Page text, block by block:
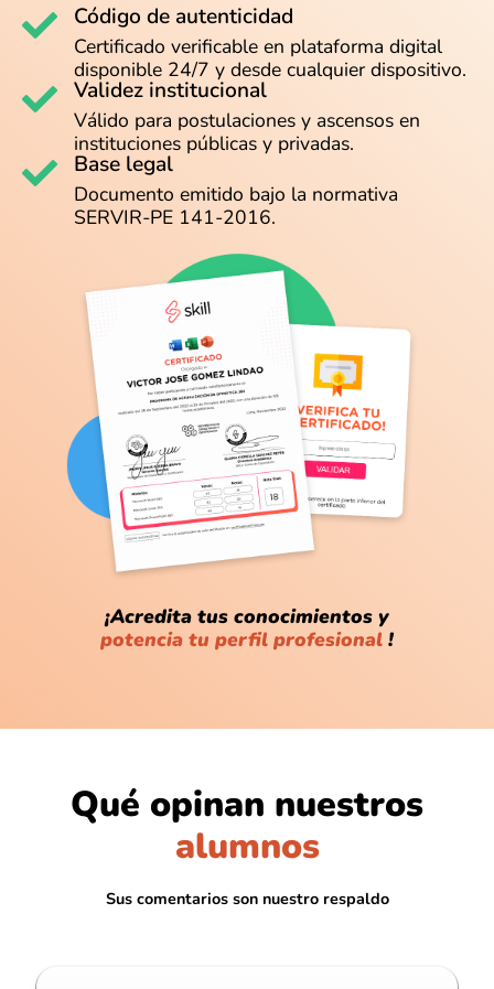
Código de autenticidad
Certificado verificable en plataforma digital
disponible 24/7 y desde cualquier dispositivo.
Validez institucional
Válido para postulaciones y ascensos en
instituciones públicas y privadas.
Base legal
Documento emitido bajo la normativa
SERVIR-PE 141-2016.
¡Acredita tus conocimientos y
potencia tu perfil profesional !
Qué opinan nuestros
alumnos
Sus comentarios son nuestro respaldo
@Fernando_Ordoñez
Me gustó que no solo enseñan lo básico,
sino tips que uno no aprende solo.